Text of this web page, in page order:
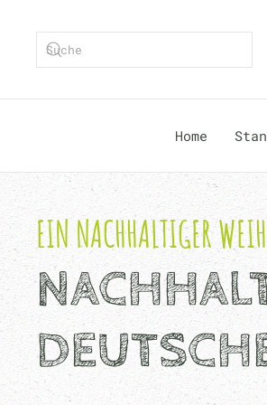
Zum Hauptinhalt springen
Home
EIN NACHHALTIGER